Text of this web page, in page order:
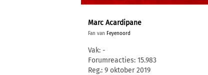
Marc Acardipane
Fan van Feyenoord
Vak: -
Forumreacties: 15.983
Reg.: 9 oktober 2019